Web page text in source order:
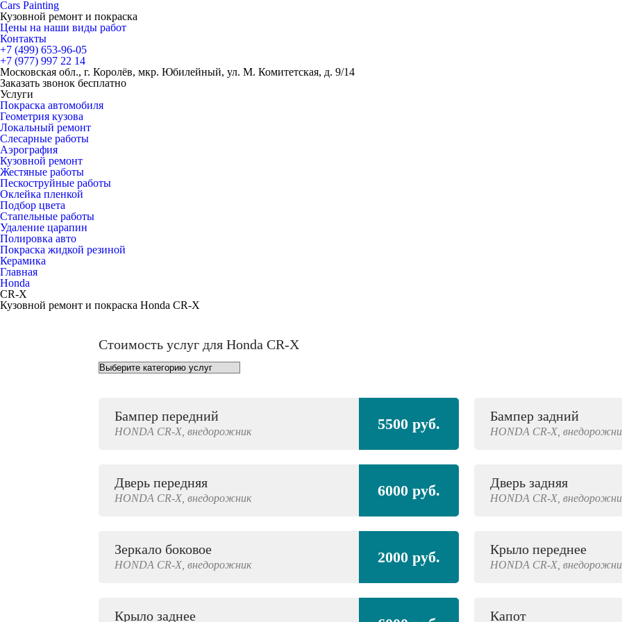
Cars Painting
Кузовной ремонт и покраска
Цены на наши виды работ
Контакты
+7 (499) 653-96-05
+7 (977) 997 22 14
Московская обл., г. Королёв, мкр. Юбилейный, ул. М. Комитетская, д. 9/14
Заказать звонок бесплатно
Услуги
Покраска автомобиля
Геометрия кузова
Локальный ремонт
Слесарные работы
Аэрография
Кузовной ремонт
Жестяные работы
Пескоструйные работы
Оклейка пленкой
Подбор цвета
Стапельные работы
Удаление царапин
Полировка авто
Покраска жидкой резиной
Керамика
Главная
Honda
CR-X
Кузовной ремонт и покраска Honda CR-X
Стоимость услуг для Honda CR-X
Бампер передний
HONDA CR-X, внедорожник 5500 руб. Бампер задний
HONDA CR-X,
Дверь передняя
HONDA CR-X, внедорожник 6000 руб. Дверь задняя
HONDA CR-X,
Зеркало боковое
HONDA CR-X, внедорожник 2000 руб. Крыло переднее
HONDA CR-X,
Крыло заднее Капот